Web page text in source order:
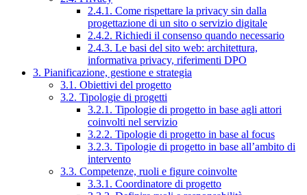
2.4.1. Come rispettare la privacy sin dalla
progettazione di un sito o servizio digitale
2.4.2. Richiedi il consenso quando necessario
2.4.3. Le basi del sito web: architettura,
informativa privacy, riferimenti DPO
3. Pianificazione, gestione e strategia
3.1. Obiettivi del progetto
3.2. Tipologie di progetti
3.2.1. Tipologie di progetto in base agli attori
coinvolti nel servizio
3.2.2. Tipologie di progetto in base al focus
3.2.3. Tipologie di progetto in base all’ambito di
intervento
3.3. Competenze, ruoli e figure coinvolte
3.3.1. Coordinatore di progetto